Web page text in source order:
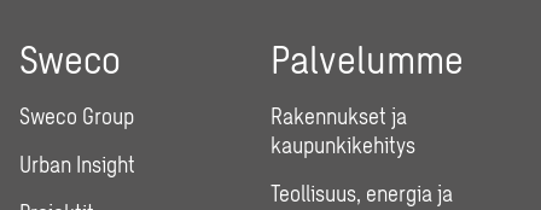
Sweco
Sweco Group
Urban Insight
Palvelumme
Rakennukset ja
kaupunkikehitys
Teollisuus, energia ja